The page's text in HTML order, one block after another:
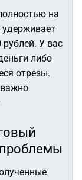
на
удерживает
У вас
либо
отрезы.